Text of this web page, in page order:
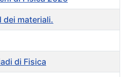
dei materiali.
di Fisica